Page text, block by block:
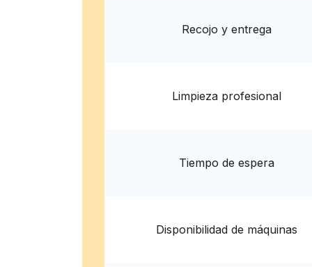
Recojo y entrega
Limpieza profesional
Tiempo de espera
Disponibilidad de máquinas